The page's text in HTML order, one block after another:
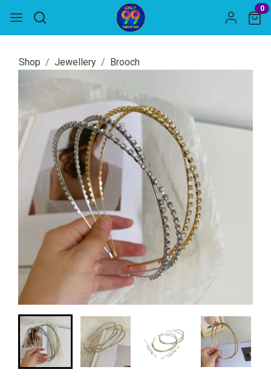
0
Shop Jewellery Brooch